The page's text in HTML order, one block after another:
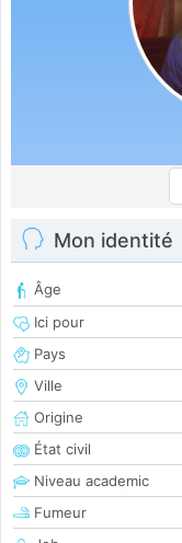
Mon identité
Âge
Ici pour
Pays
Ville
Origine
État civil
Niveau academic
Fumeur